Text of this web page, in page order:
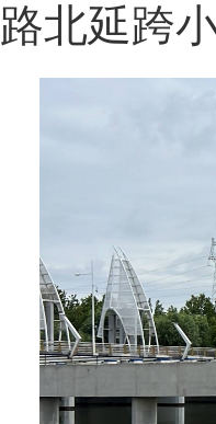
路北延跨